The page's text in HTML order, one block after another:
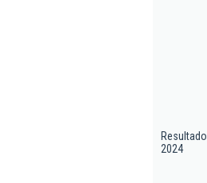
Resultado
2024